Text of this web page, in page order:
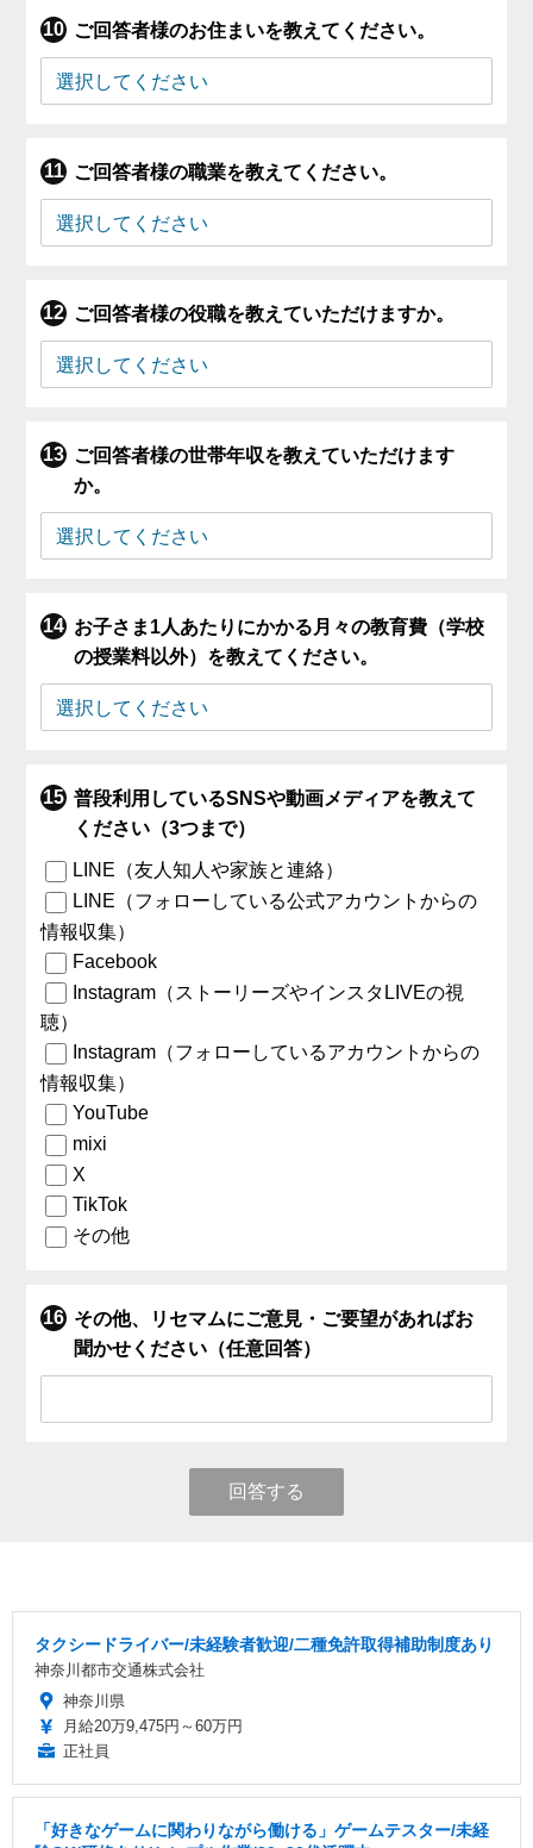
ご回答者様のお住まいを教えてください。
ご回答者様の職業を教えてください。
ご回答者様の役職を教えていただけますか。
ご回答者様の世帯年収を教えていただけます
か。
お子さま1人あたりにかかる月々の教育費（学校
の授業料以外）を教えてください。
普段利用しているSNSや動画メディアを教えて
ください（3つまで）
LINE（友人知人や家族と連絡）
LINE（フォローしている公式アカウントからの
情報収集）
Facebook
Instagram（ストーリーズやインスタLIVEの視
聴）
Instagram（フォローしているアカウントからの
情報収集）
YouTube
mixi
X
TikTok
その他
その他、リセマムにご意見・ご要望があればお
聞かせください（任意回答）
回答する
タクシードライバー/未経験者歓迎/二種免許取得補助制度あり
神奈川都市交通株式会社
神奈川県
月給20万9,475円～60万円
正社員
「好きなゲームに関わりながら働ける」ゲームテスター/未経